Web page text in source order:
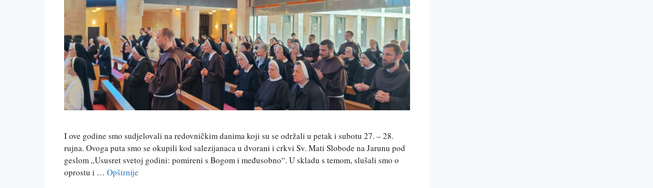
I ove godine smo sudjelovali na redovničkim danima koji su se održali u petak i subotu 27. – 28.
rujna. Ovoga puta smo se okupili kod salezijanaca u dvorani i crkvi Sv. Mati Slobode na Jarunu pod
geslom „Ususret svetoj godini: pomireni s Bogom i međusobno“. U skladu s temom, slušali smo o
oprostu i … Opširnije